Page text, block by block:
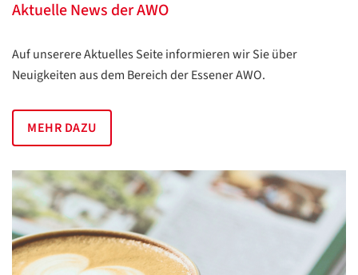
Aktuelle News der AWO
Auf unserere Aktuelles Seite informieren wir Sie über
Neuigkeiten aus dem Bereich der Essener AWO.
MEHR DAZU
Datenschutzerklärung
Datenschutzerklärung
Datenschutzerklärung